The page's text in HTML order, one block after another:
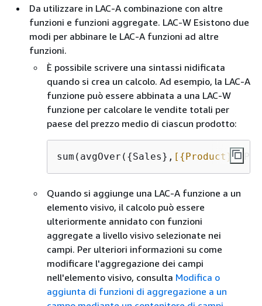
Da utilizzare in LAC-A combinazione con altre
funzioni e funzioni aggregate. LAC-W Esistono due
modi per abbinare le LAC-A funzioni ad altre
funzioni.
È possibile scrivere una sintassi nidificata
quando si crea un calcolo. Ad esempio, la LAC-A
funzione può essere abbinata a una LAC-W
funzione per calcolare le vendite totali per
paese del prezzo medio di ciascun prodotto:
sum(avgOver( {Sales}, [ {Product}]
Quando si aggiunge una LAC-A funzione a un
elemento visivo, il calcolo può essere
ulteriormente annidato con funzioni
aggregate a livello visivo selezionate nei
campi. Per ulteriori informazioni su come
modificare l'aggregazione dei campi
nell'elemento visivo, consulta Modifica o
aggiunta di funzioni di aggregazione a un